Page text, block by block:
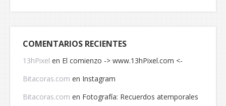
COMENTARIOS RECIENTES
13hPixel en El comienzo -> www.13hPixel.com <-
Bitacoras.com en Instagram
Bitacoras.com en Fotografía: Recuerdos atemporales